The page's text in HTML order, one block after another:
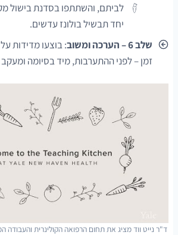
לביתם, והשתתפו בסדנת בישול
יחד תבשיל בולונז עדשים.
שלב 6 – הערכה ומשוב
זמן – לפני ההתערבות, מיד בסיומה ומעקב לאחר 8
ד"ר נייט ווד מציג את תחום הרפואה הקולינרית